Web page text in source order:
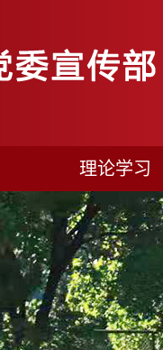
理论学习